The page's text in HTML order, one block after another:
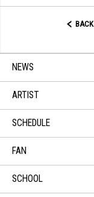
BACK
NEWS
ARTIST
SCHEDULE
FAN
SCHOOL